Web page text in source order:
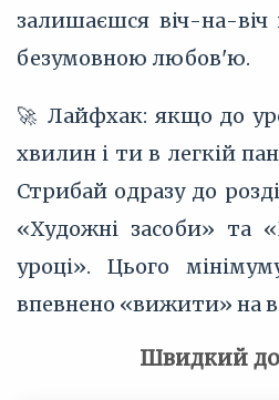
залишаєшся віч-на-віч
безумовною любов'ю.
🚀 Лайфхак: якщо до
хвилин і ти в легкій
Стрибай одразу до
«Художні засоби» та
уроці». Цього
впевнено «вижити» на
Швидкий